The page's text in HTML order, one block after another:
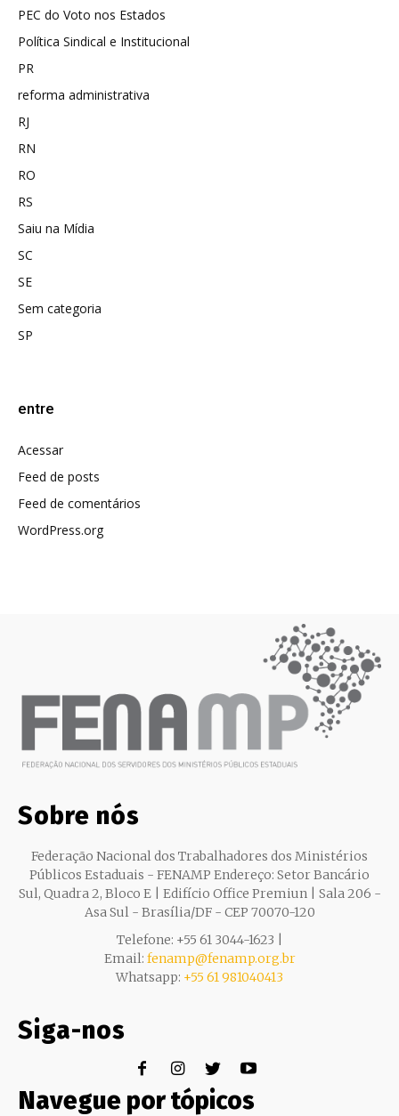
PEC do Voto nos Estados
Política Sindical e Institucional
PR
reforma administrativa
RJ
RN
RO
RS
Saiu na Mídia
SC
SE
Sem categoria
SP
entre
Acessar
Feed de posts
Feed de comentários
WordPress.org
Sobre nós
Federação Nacional dos Trabalhadores dos Ministérios
Públicos Estaduais - FENAMP Endereço: Setor Bancário
Sul, Quadra 2, Bloco E | Edifício Office Premiun | Sala 206 -
Asa Sul - Brasília/DF - CEP 70070-120
Telefone: +55 61 3044-1623 |
Email: fenamp@fenamp.org.br
Whatsapp: +55 61 981040413
Siga-nos
Navegue por tópicos